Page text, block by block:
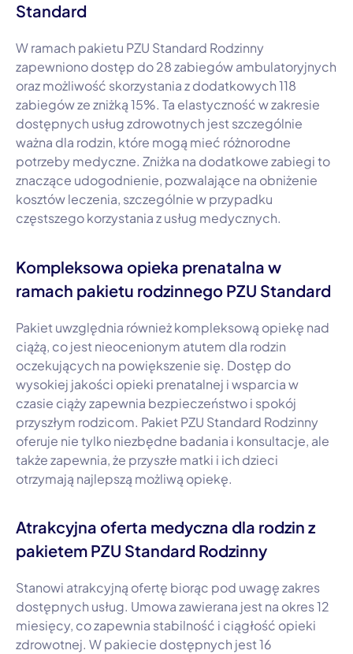
Standard
W ramach pakietu PZU Standard Rodzinny
zapewniono dostęp do 28 zabiegów ambulatoryjnych
oraz możliwość skorzystania z dodatkowych 118
zabiegów ze zniżką 15%. Ta elastyczność w zakresie
dostępnych usług zdrowotnych jest szczególnie
ważna dla rodzin, które mogą mieć różnorodne
potrzeby medyczne. Zniżka na dodatkowe zabiegi to
znaczące udogodnienie, pozwalające na obniżenie
kosztów leczenia, szczególnie w przypadku
częstszego korzystania z usług medycznych.
Kompleksowa opieka prenatalna w
ramach pakietu rodzinnego PZU Standard
Pakiet uwzględnia również kompleksową opiekę nad
ciążą, co jest nieocenionym atutem dla rodzin
oczekujących na powiększenie się. Dostęp do
wysokiej jakości opieki prenatalnej i wsparcia w
czasie ciąży zapewnia bezpieczeństwo i spokój
przyszłym rodzicom. Pakiet PZU Standard Rodzinny
oferuje nie tylko niezbędne badania i konsultacje, ale
także zapewnia, że przyszłe matki i ich dzieci
otrzymają najlepszą możliwą opiekę.
Atrakcyjna oferta medyczna dla rodzin z
pakietem PZU Standard Rodzinny
Stanowi atrakcyjną ofertę biorąc pod uwagę zakres
dostępnych usług. Umowa zawierana jest na okres 12
miesięcy, co zapewnia stabilność i ciągłość opieki
zdrowotnej. W pakiecie dostępnych jest 16